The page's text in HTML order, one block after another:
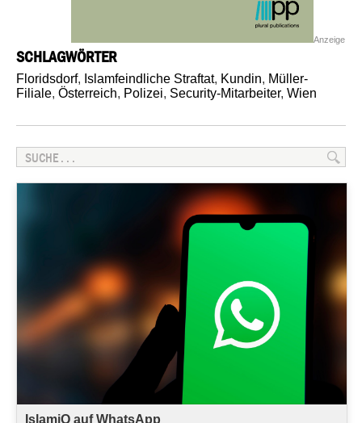
Anzeige
SCHLAGWÖRTER
Floridsdorf, Islamfeindliche Straftat, Kundin, Müller-
Filiale, Österreich, Polizei, Security-Mitarbeiter, Wien
IslamiQ auf WhatsApp